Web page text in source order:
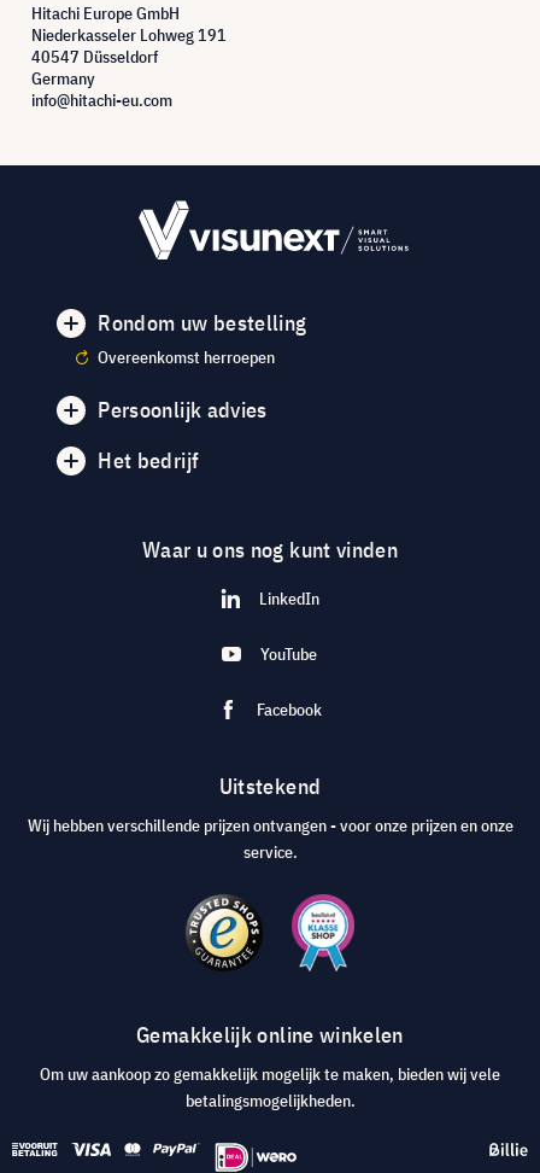
Hitachi Europe GmbH
Niederkasseler Lohweg 191
40547 Düsseldorf
Germany
info@hitachi-eu.com
Rondom uw bestelling
Overeenkomst herroepen
Persoonlijk advies
Het bedrijf
Waar u ons nog kunt vinden
LinkedIn
YouTube
Facebook
Uitstekend
Wij hebben verschillende prijzen ontvangen - voor onze prijzen en onze
service.
Gemakkelijk online winkelen
Om uw aankoop zo gemakkelijk mogelijk te maken, bieden wij vele
betalingsmogelijkheden.